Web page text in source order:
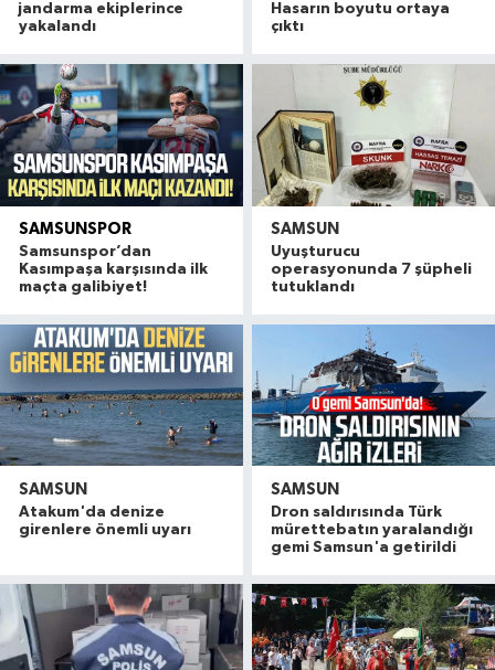
jandarma ekiplerince
yakalandı
Hasarın boyutu ortaya
çıktı
SAMSUNSPOR
Samsunspor’dan
Kasımpaşa karşısında ilk
maçta galibiyet!
SAMSUN
Uyuşturucu
operasyonunda 7 şüpheli
tutuklandı
SAMSUN
Atakum'da denize
girenlere önemli uyarı
SAMSUN
Dron saldırısında Türk
mürettebatın yaralandığı
gemi Samsun'a getirildi